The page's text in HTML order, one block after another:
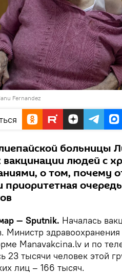
Fernandez
больницы
вакцинации людей с
о том, почему
приоритетная
— Sputnik. Началась
Министр
Мanavakcina.lv и по
23 тысячи человек этой
лиц – 166 тысяч.